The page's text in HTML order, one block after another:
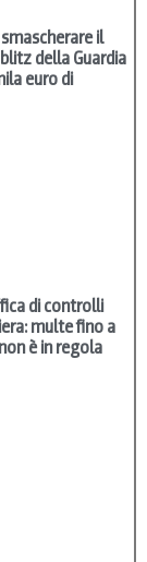
il
della Guardia
euro di
di controlli
multe fino a
è in regola